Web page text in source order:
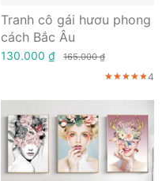
Tranh cô gái hươu phong
cách Bắc Âu
130.000 ₫ 165.000 ₫
★★★★★
★★★★★
★★★★★4